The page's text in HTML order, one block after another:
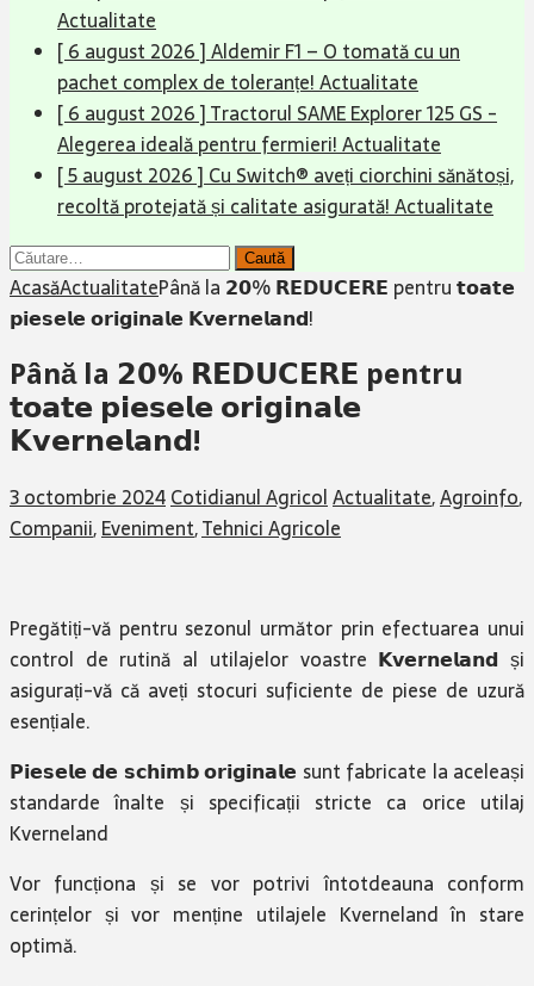
Actualitate
[ 6 august 2026 ]Aldemir F1 – O tomată cu un
pachet complex de toleranțe!Actualitate
[ 6 august 2026 ]Tractorul SAME Explorer 125 GS -
Alegerea ideală pentru fermieri!Actualitate
[ 5 august 2026 ] Cu Switch® aveți ciorchini sănătoși,
recoltă protejată și calitate asigurată!Actualitate
Caută
după:
AcasăActualitatePână la 𝟮𝟬% 𝗥𝗘𝗗𝗨𝗖𝗘𝗥𝗘 pentru 𝘁𝗼𝗮𝘁𝗲
𝗽𝗶𝗲𝘀𝗲𝗹𝗲 𝗼𝗿𝗶𝗴𝗶𝗻𝗮𝗹𝗲 𝗞𝘃𝗲𝗿𝗻𝗲𝗹𝗮𝗻𝗱!
Până la 𝟮𝟬% 𝗥𝗘𝗗𝗨𝗖𝗘𝗥𝗘 pentru
𝘁𝗼𝗮𝘁𝗲 𝗽𝗶𝗲𝘀𝗲𝗹𝗲 𝗼𝗿𝗶𝗴𝗶𝗻𝗮𝗹𝗲
𝗞𝘃𝗲𝗿𝗻𝗲𝗹𝗮𝗻𝗱!
3 octombrie 2024Cotidianul AgricolActualitate,Agroinfo,
Companii,Eveniment,Tehnici Agricole
Pregătiți-vă pentru sezonul următor prin efectuarea unui
control de rutină al utilajelor voastre 𝗞𝘃𝗲𝗿𝗻𝗲𝗹𝗮𝗻𝗱 și
asigurați-vă că aveți stocuri suficiente de piese de uzură
esențiale.
𝗣𝗶𝗲𝘀𝗲𝗹𝗲 𝗱𝗲 𝘀𝗰𝗵𝗶𝗺𝗯 𝗼𝗿𝗶𝗴𝗶𝗻𝗮𝗹𝗲 sunt fabricate la aceleași
standarde înalte și specificații stricte ca orice utilaj
Kverneland
Vor funcționa și se vor potrivi întotdeauna conform
cerințelor și vor menține utilajele Kverneland în stare
optimă.